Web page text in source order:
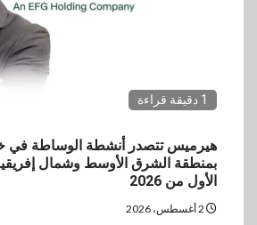
1 دقيقة قراءة
هيرميس تتصدر أنشطة الوساطة في
بمنطقة الشرق الأوسط وشمال
الأول من 2026